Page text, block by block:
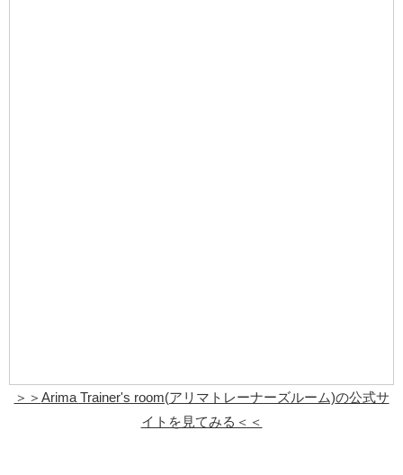
＞＞ Arima Trainer's room(アリマトレーナーズルーム)の公式サ
イトを見てみる＜＜